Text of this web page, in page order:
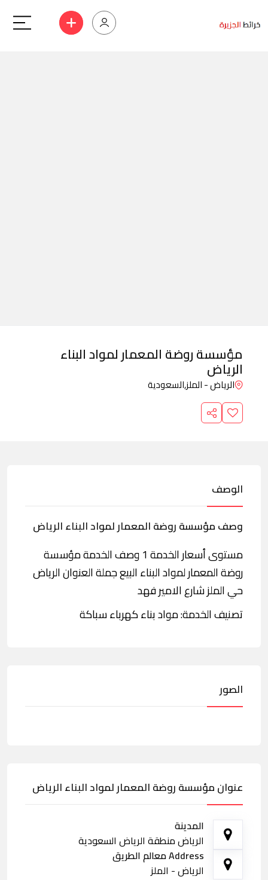
مؤسسة روضة المعمار لمواد البناء
الرياض
الرياض - الملز,السعودية
الوصف
وصف مؤسسة روضة المعمار لمواد البناء الرياض
مستوى أسعار الخدمة 1 وصف الخدمة مؤسسة
روضة المعمار لمواد البناء البيع جملة العنوان الرياض
حي الملز شارع الامير فهد
تصنيف الخدمة: مواد بناء كهرباء سباكة
الصور
عنوان مؤسسة روضة المعمار لمواد البناء الرياض
المدينة
الرياض منطقة الرياض السعودية
Address معالم الطريق
الرياض - الملز